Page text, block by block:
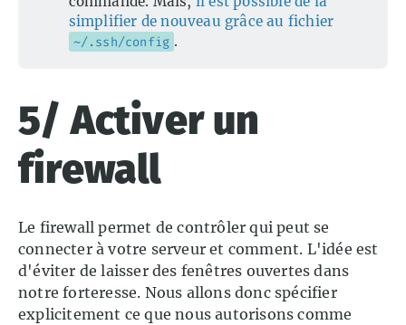
simplifier de nouveau grâce au fichier
~/.ssh/config .
5/ Activer un
firewall
Le firewall permet de contrôler qui peut se
connecter à votre serveur et comment. L'idée est
d'éviter de laisser des fenêtres ouvertes dans
notre forteresse. Nous allons donc spécifier
explicitement ce que nous autorisons comme